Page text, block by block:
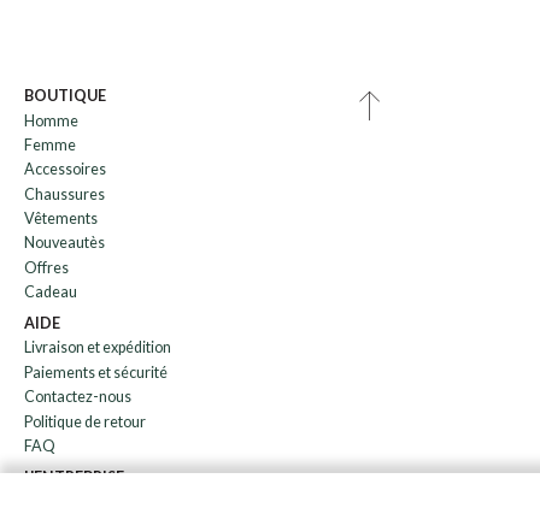
BOUTIQUE
Homme
Femme
Accessoires
Chaussures
Vêtements
Nouveautès
Offres
Cadeau
AIDE
Livraison et expédition
Paiements et sécurité
Contactez-nous
Politique de retour
FAQ
L'ENTREPRISE